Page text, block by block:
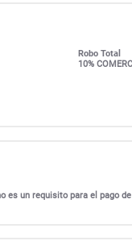
Robo Total
10%
es un requisito para el pago